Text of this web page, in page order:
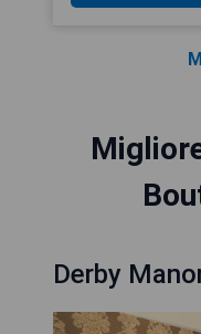
Derby